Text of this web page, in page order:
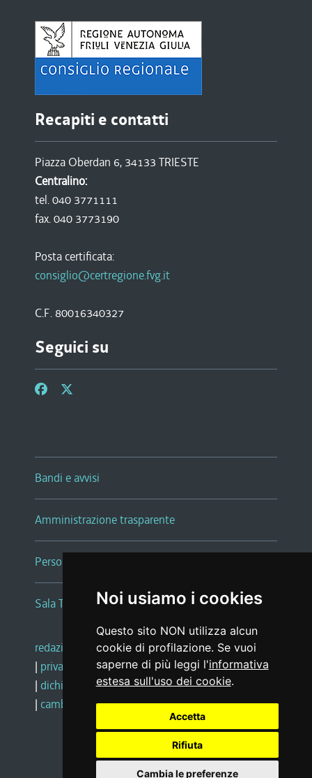
Noi usiamo i cookies
Questo sito NON utilizza alcun
cookie di profilazione. Se vuoi
saperne di più leggi l'informativa
estesa sull'uso dei cookie.
Accetta
Rifiuta
Cambia le preferenze
Recapiti e contatti
Piazza Oberdan 6, 34133 TRIESTE
Centralino:
tel. 040 3771111
fax. 040 3773190
Posta certificata:
consiglio@certregione.fvg.it
C.F. 80016340327
Seguici su
Bandi e avvisi
Amministrazione trasparente
Persone e Uffici
Sala Tiziano Tessitori
redazione web |note legali |glossario
| privacy
social media policy
| dichiarazione di accessibilità |feedback
| cambio preferenze cookie
Realizzato da